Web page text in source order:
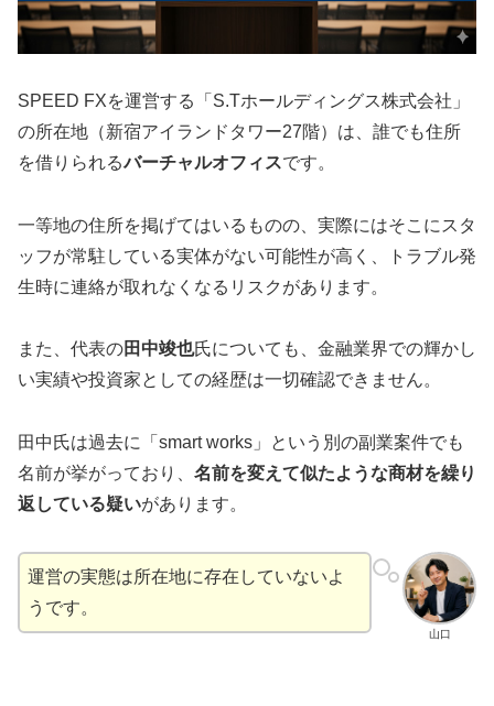
SPEED FXを運営する「S.Tホールディングス株式会社」
の所在地（新宿アイランドタワー27階）は、誰でも住所
を借りられるバーチャルオフィスです。
一等地の住所を掲げてはいるものの、実際にはそこにスタ
ッフが常駐している実体がない可能性が高く、トラブル発
生時に連絡が取れなくなるリスクがあります。
また、代表の田中竣也氏についても、金融業界での輝かし
い実績や投資家としての経歴は一切確認できません。
田中氏は過去に「smart works」という別の副業案件でも
名前が挙がっており、 名前を変えて似たような商材を繰り
返している疑いがあります。
山口
運営の実態は所在地に存在していないよ
うです。